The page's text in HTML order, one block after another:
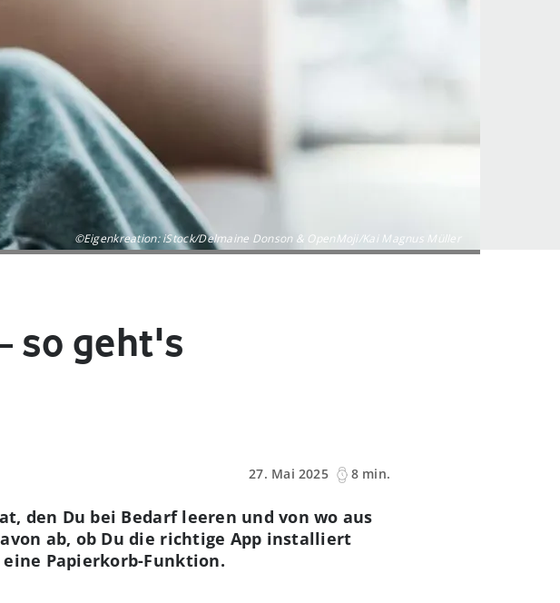
©Eigenkreation: iStock/Delmaine Donson & OpenMoji/Kai Magnus Müller
so geht's
27. Mai 2025
8 min.
den Du bei Bedarf leeren und von wo aus
ab, ob Du die richtige App installiert
Papierkorb-Funktion.